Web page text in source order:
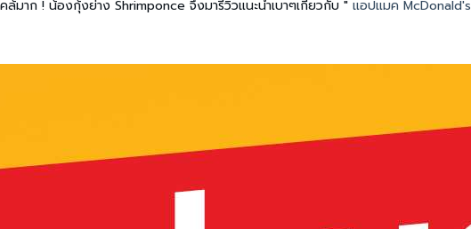
มาก ! น้องกุ้งย่าง Shrimponce จึงมารีวิวแนะนำเบาๆเกี่ยวกับ " แอปแมค McDonald's